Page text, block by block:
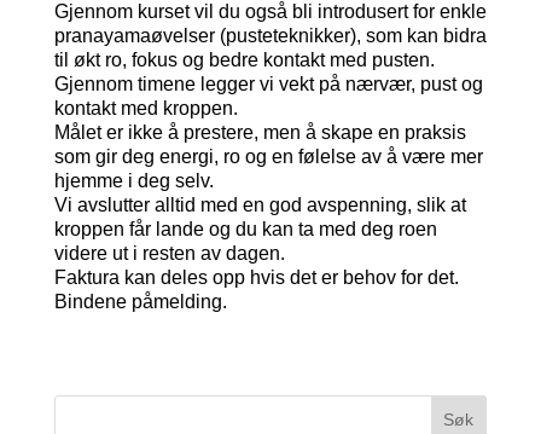
Gjennom kurset vil du også bli introdusert for enkle
pranayamaøvelser (pusteteknikker), som kan bidra
til økt ro, fokus og bedre kontakt med pusten.
Gjennom timene legger vi vekt på nærvær, pust og
kontakt med kroppen.
Målet er ikke å prestere, men å skape en praksis
som gir deg energi, ro og en følelse av å være mer
hjemme i deg selv.
Vi avslutter alltid med en god avspenning, slik at
kroppen får lande og du kan ta med deg roen
videre ut i resten av dagen.
Faktura kan deles opp hvis det er behov for det.
Bindene påmelding.